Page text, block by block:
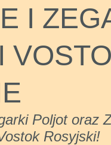
I
Poljot oraz
Rosyjski!